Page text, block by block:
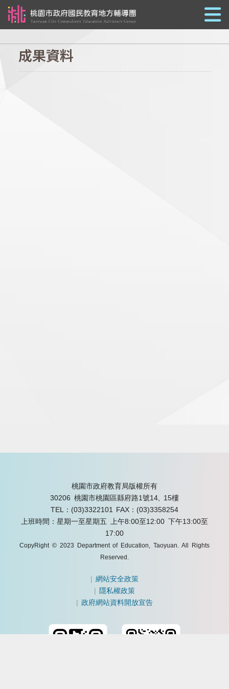
成果資料
桃園市政府教育局版權所有
30206 桃園市桃園區縣府路1號14, 15樓
TEL：(03)3322101
FAX：(03)3358254
上班時間：星期一至星期五 上午8:00至12:00 下午13:00至
17:00
CopyRight © 2023 Department of Education, Taoyuan. All Rights
Reserved.
|網站安全政策
| 隱私權政策
|政府網站資料開放宣告